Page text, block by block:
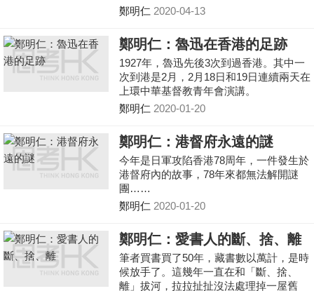
鄭明仁 2020-04-13
鄭明仁：魯迅在香港的足跡
1927年，魯迅先後3次到過香港。其中一
次到港是2月，2月18日和19日連續兩天在
上環中華基督教青年會演講。
鄭明仁 2020-01-20
鄭明仁：港督府永遠的謎
今年是日軍攻陷香港78周年，一件發生於
港督府內的故事，78年來都無法解開謎
團……
鄭明仁 2020-01-20
鄭明仁：愛書人的斷、捨、離
筆者買書買了50年，藏書數以萬計，是時
候放手了。這幾年一直在和「斷、捨、
離」拔河，拉拉扯扯沒法處理掉一屋舊